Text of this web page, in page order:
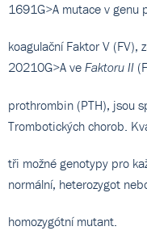
1691G>A mutace v genu
koagulační Faktor V (FV),
20210G>A ve Faktoru II
prothrombin (PTH), jsou
Trombotických chorob.
tři možné genotypy pro
normální, heterozygot
homozygótní mutant.